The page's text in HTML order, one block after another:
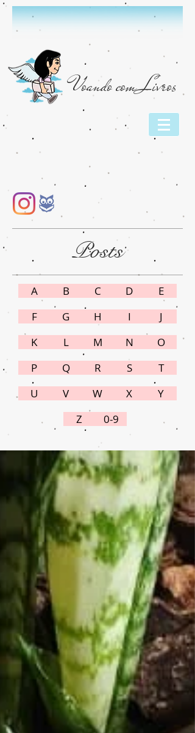
Voando com Livros
Posts
A B C D
E
F
G H I
J
K
L M N
O
P
Q R S
T
U
V W X
Y
Z
0-9